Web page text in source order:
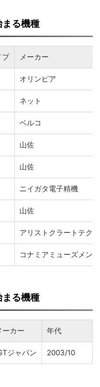
まる機種
プ メーカー
オリンピア
ネット
ベルコ
山佐
山佐
ニイガタ電子精機
山佐
アリストクラートテク
コナミアミューズメント
まる機種
ーカー 年代
ジャパン 2003/10